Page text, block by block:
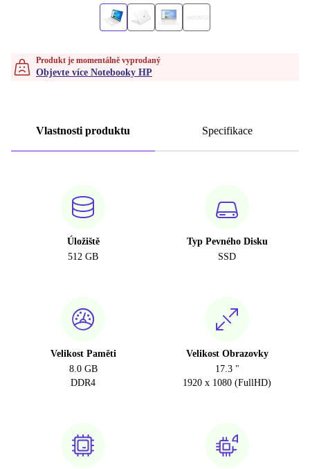
Produkt je momentálně vyprodaný
Objevte více Notebooky HP
Vlastnosti produktu Specifikace
Úložiště
512 GB
Typ Pevného Disku
SSD
Velikost Paměti
8.0 GB
DDR4
Velikost Obrazovky
17.3 "
1920 x 1080 (FullHD)